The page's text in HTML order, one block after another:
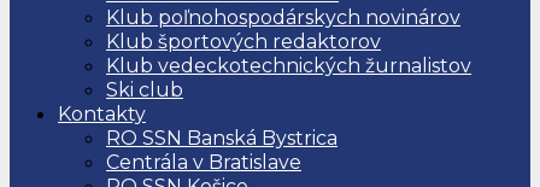
Klub poľnohospodárskych novinárov
Klub športových redaktorov
Klub vedeckotechnických žurnalistov
Ski club
Kontakty
RO SSN Banská Bystrica
Centrála v Bratislave